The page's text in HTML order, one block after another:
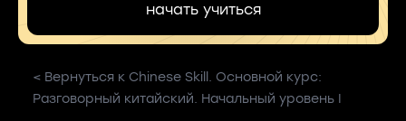
начать учиться
< Вернуться к Chinese Skill. Основной курс:
Разговорный китайский. Начальный уровень I